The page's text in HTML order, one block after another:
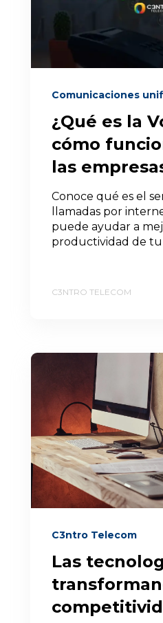
Comunicaciones
¿Qué es la
cómo
las
Conoce qué es el
llamadas por
puede ayudar a
productividad de tu
C3NTRO TELECOM
C3ntro Telecom
Las